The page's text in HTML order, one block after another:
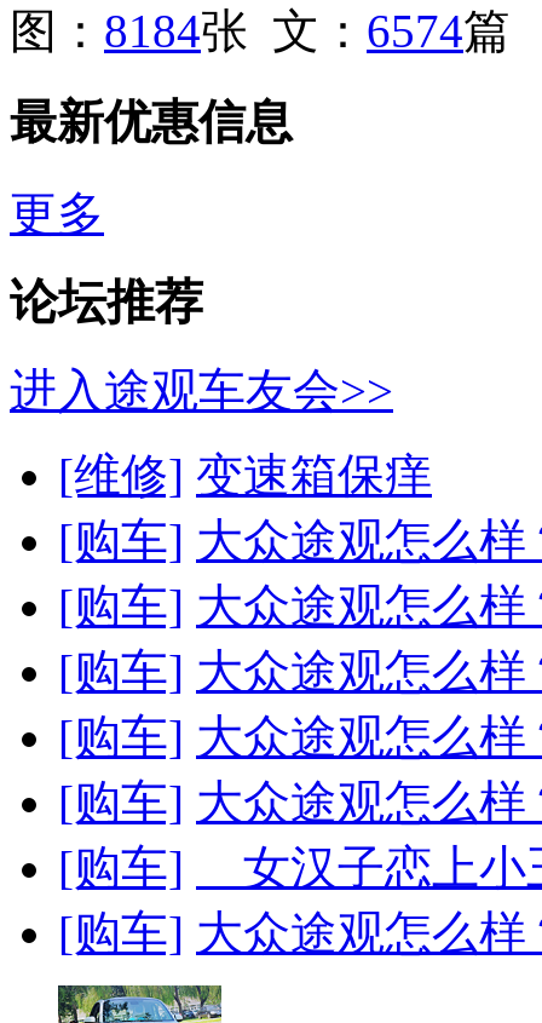
图： 8184张 文： 6574篇
最新优惠信息
更多
论坛推荐
进入途观车友会>>
[维修] 变速箱保痒
[购车] 大众途观怎么
[购车] 大众途观怎么
[购车] 大众途观怎么
[购车] 大众途观怎么
[购车] 大众途观怎么
[购车]
女汉子恋上小
[购车] 大众途观怎么